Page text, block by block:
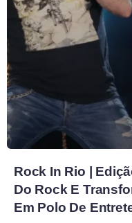
Rock In Rio |
Do Rock E
Em Polo De